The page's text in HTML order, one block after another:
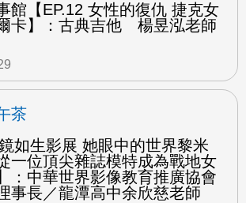
館【EP.12 女性的復仇 捷克女
卡】：古典吉他 楊昱泓老師
茶
鏡如生影展 她眼中的世界黎米
一位頂尖雜誌模特成為戰地女
：中華世界影像教育推廣協會
事長／龍潭高中余欣慈老師